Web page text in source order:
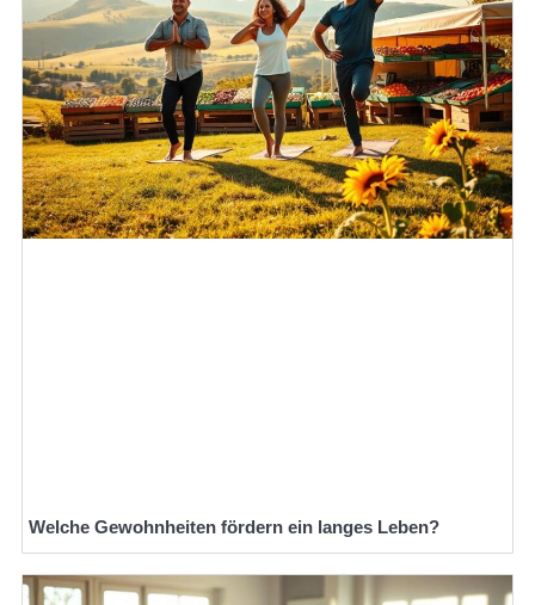
Welche Gewohnheiten fördern ein langes Leben?